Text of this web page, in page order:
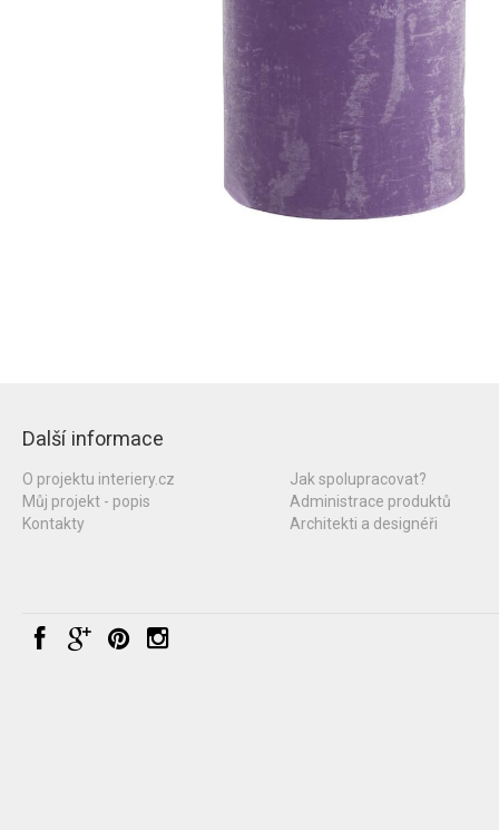
Další informace
O projektu interiery.cz
Můj projekt - popis
Kontakty
Jak spolupracovat?
Administrace produktů
Architekti a designéři